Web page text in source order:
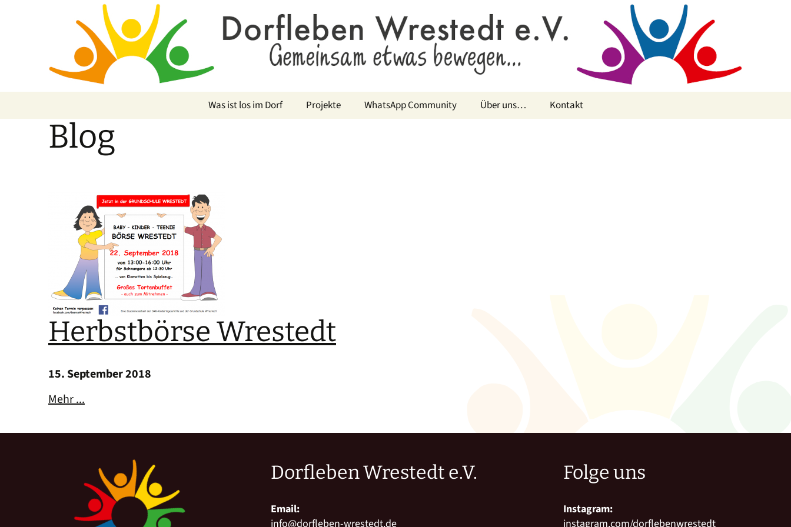
Was ist los im Dorf Projekte WhatsApp Community Über uns… Kontakt
Blog
Herbstbörse Wrestedt
15. September 2018
Mehr ...
Dorfleben Wrestedt e.V.
Email:
info@dorfleben-wrestedt.de
Folge uns
Instagram:
instagram.com/dorflebenwrestedt